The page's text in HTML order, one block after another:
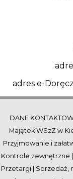
adres e-
DANE
Majątek WSzZ w
Przyjmowanie i
Kontrole zewnętrzne
Przetargi| Sprzedaż,